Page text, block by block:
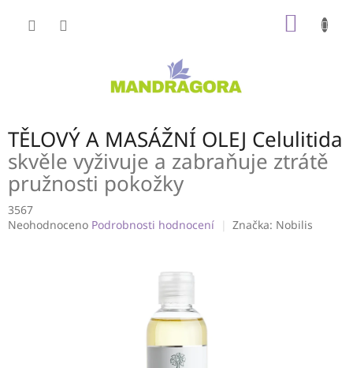
TĚLOVÝ A MASÁŽNÍ OLEJ Celulitida
skvěle vyživuje a zabraňuje ztrátě
pružnosti pokožky
3567
Průměrné
Neohodnoceno Podrobnosti hodnocení Značka: Nobilis